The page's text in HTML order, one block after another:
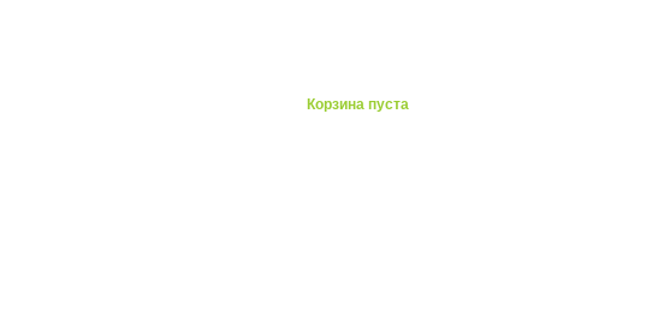
Корзина пуста